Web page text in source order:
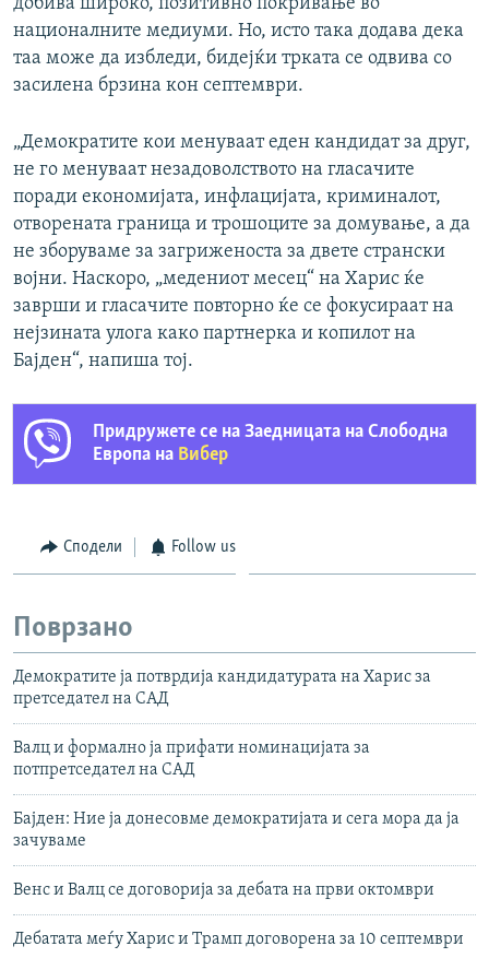
националните медиуми. Но, исто така додава дека
таа може да избледи, бидејќи трката се одвива со
засилена брзина кон септември.
„Демократите кои менуваат еден кандидат за друг,
не го менуваат незадоволството на гласачите
поради економијата, инфлацијата, криминалот,
отворената граница и трошоците за домување, а да
не зборуваме за загриженоста за двете странски
војни. Наскоро, „медениот месец“ на Харис ќе
заврши и гласачите повторно ќе се фокусираат на
нејзината улога како партнерка и копилот на
Бајден“, напиша тој.
Придружете се на Заедницата на Слободна
Европа на Вибер
Сподели Follow us
Поврзано
Демократите ја потврдија кандидатурата на Харис за
претседател на САД
Валц и формално ја прифати номинацијата за
потпретседател на САД
Бајден: Ние ја донесовме демократијата и сега мора да ја
зачуваме
Венс и Валц се договорија за дебата на први октомври
Дебатата меѓу Харис и Трамп договорена за 10 септември